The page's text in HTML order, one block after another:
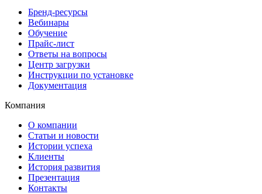
Бренд-ресурсы
Вебинары
Обучение
Прайс-лист
Ответы на вопросы
Центр загрузки
Инструкции по установке
Документация
Компания
О компании
Статьи и новости
Истории успеха
Клиенты
История развития
Презентация
Контакты